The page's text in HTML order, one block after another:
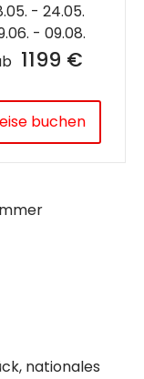
- 24.05.
- 09.08.
1199 €
buchen
nationales